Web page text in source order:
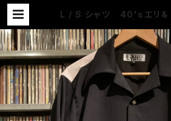
L / S シャツ 40'sエリ&
ION WEB-